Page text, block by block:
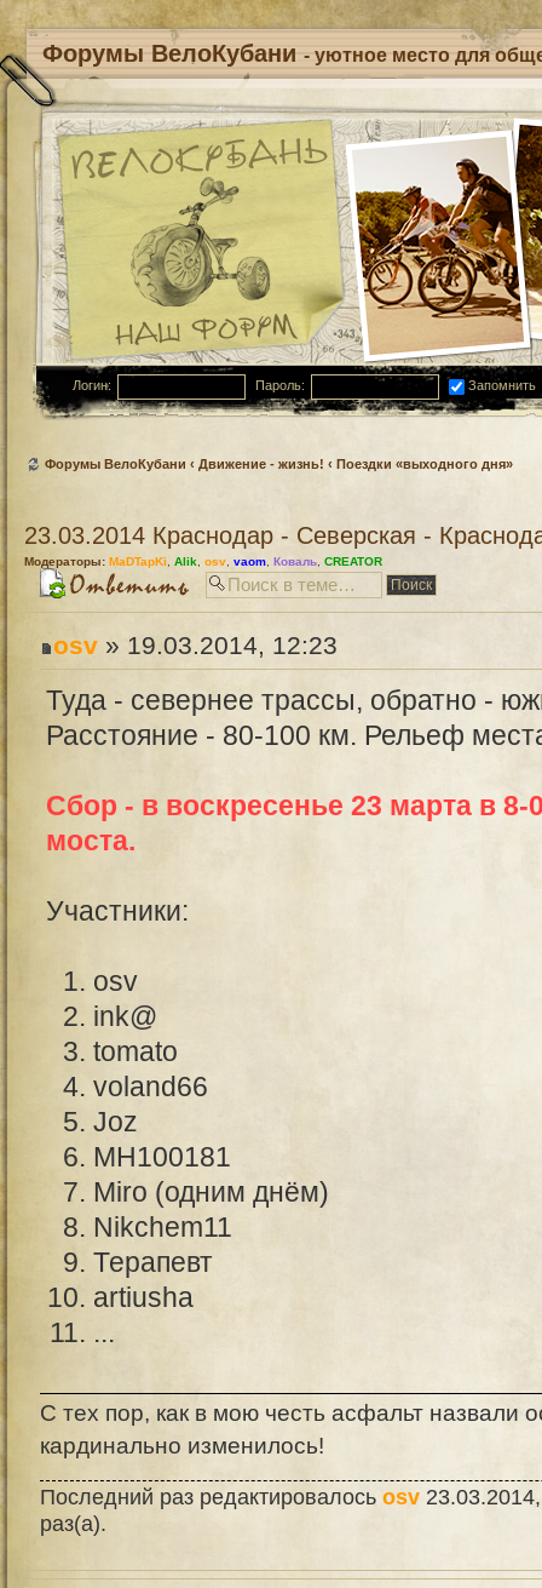
Форумы ВелоКубани - уютное место для
Логин: Пароль: Запомнить
Форумы ВелоКубани ‹ Движение - жизнь! ‹ Поездки «выходного дня»
23.03.2014 Краснодар - Северская -
Модераторы: MaDTapKi Alik osv vaom Коваль CREATOR
osv » 19.03.2014, 12:23
Туда - севернее трассы, обратно -
Расстояние - 80-100 км. Рельеф
Сбор - в воскресенье 23 марта в 8-
моста.
Участники:
osv
ink@
tomato
voland66
Joz
MH100181
Miro (одним днём)
Nikchem11
Терапевт
artiusha
...
С тех пор, как в мою честь асфальт назвали
кардинально изменилось!
Последний раз редактировалось osv
раз(а).